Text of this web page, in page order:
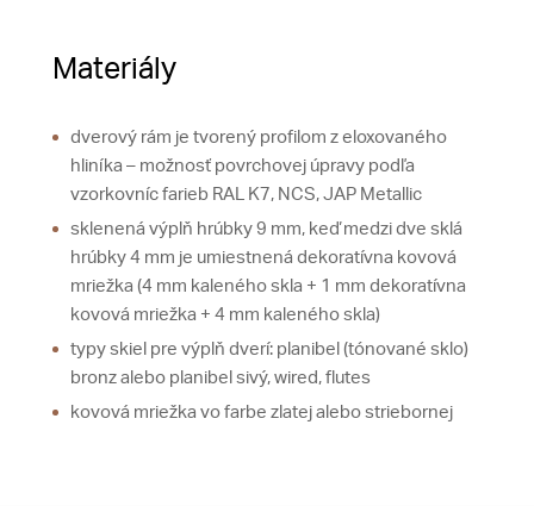
Materiály
dverový rám je tvorený profilom z eloxovaného
hliníka – možnosť povrchovej úpravy podľa
vzorkovníc farieb RAL K7, NCS, JAP Metallic
sklenená výplň hrúbky 9 mm, keď medzi dve sklá
hrúbky 4 mm je umiestnená dekoratívna kovová
mriežka (4 mm kaleného skla + 1 mm dekoratívna
kovová mriežka + 4 mm kaleného skla)
typy skiel pre výplň dverí: planibel (tónované sklo)
bronz alebo planibel sivý, wired, flutes
kovová mriežka vo farbe zlatej alebo striebornej